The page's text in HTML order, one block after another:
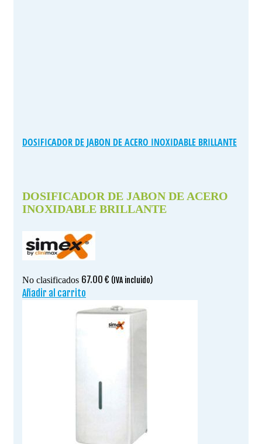
DOSIFICADOR DE JABON DE ACERO INOXIDABLE BRILLANTE
DOSIFICADOR DE JABON DE ACERO
INOXIDABLE BRILLANTE
No clasificados 67.00 € (IVA incluido)
Añadir al carrito